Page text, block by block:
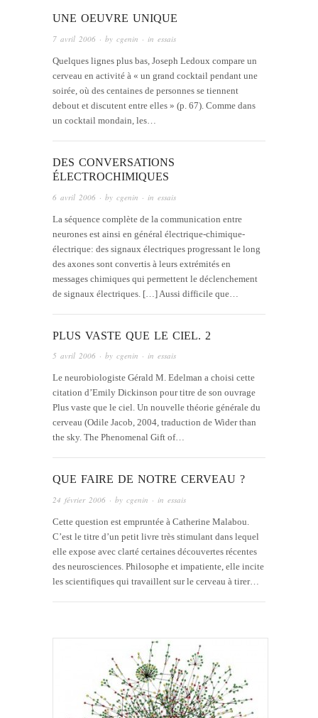
UNE OEUVRE UNIQUE
7 avril 2006 · by cgenin · in essais
Quelques lignes plus bas, Joseph Ledoux compare un
cerveau en activité à « un grand cocktail pendant une
soirée, où des centaines de personnes se tiennent
debout et discutent entre elles » (p. 67). Comme dans
un cocktail mondain, les…
DES CONVERSATIONS
ÉLECTROCHIMIQUES
6 avril 2006 · by cgenin · in essais
La séquence complète de la communication entre
neurones est ainsi en général électrique-chimique-
électrique: des signaux électriques progressant le long
des axones sont convertis à leurs extrémités en
messages chimiques qui permettent le déclenchement
de signaux électriques. […] Aussi difficile que…
PLUS VASTE QUE LE CIEL. 2
5 avril 2006 · by cgenin · in essais
Le neurobiologiste Gérald M. Edelman a choisi cette
citation d’Emily Dickinson pour titre de son ouvrage
Plus vaste que le ciel. Un nouvelle théorie générale du
cerveau (Odile Jacob, 2004, traduction de Wider than
the sky. The Phenomenal Gift of…
QUE FAIRE DE NOTRE CERVEAU ?
24 février 2006 · by cgenin · in essais
Cette question est empruntée à Catherine Malabou.
C’est le titre d’un petit livre très stimulant dans lequel
elle expose avec clarté certaines découvertes récentes
des neurosciences. Philosophe et impatiente, elle incite
les scientifiques qui travaillent sur le cerveau à tirer…